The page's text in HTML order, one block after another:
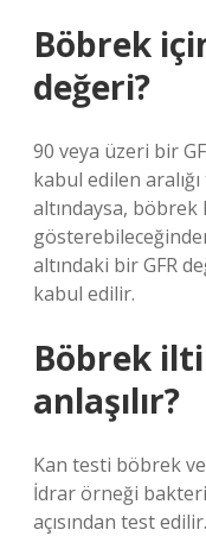
Böbrek
değeri?
90 veya üzeri bir
kabul edilen
altındaysa, böbrek
altındaki bir GFR
kabul edilir.
Böbrek
anlaşılır?
Kan testi böbrek
İdrar örneği
açısından test